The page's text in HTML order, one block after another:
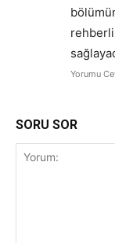
Yorumu
SORU SOR